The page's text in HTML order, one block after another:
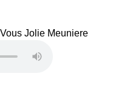
Jolie Meuniere